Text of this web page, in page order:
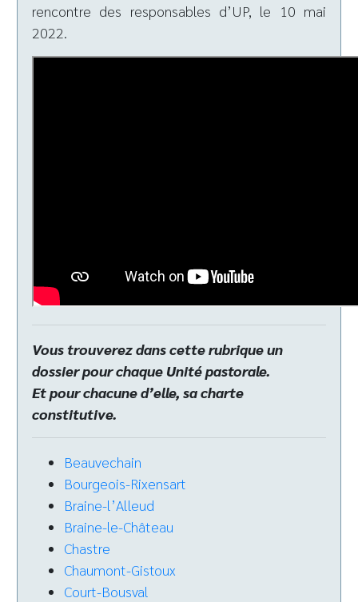
rencontre des responsables d’UP, le 10 mai
2022.
Vous trouverez dans cette rubrique un
dossier pour chaque Unité pastorale.
Et pour chacune d’elle, sa charte
constitutive.
Beauvechain
Bourgeois-Rixensart
Braine-l’Alleud
Braine-le-Château
Chastre
Chaumont-Gistoux
Court-Bousval